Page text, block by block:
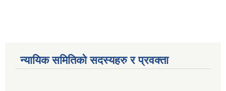
न्यायिक समितिको सदस्यहरु र प्रवक्ता